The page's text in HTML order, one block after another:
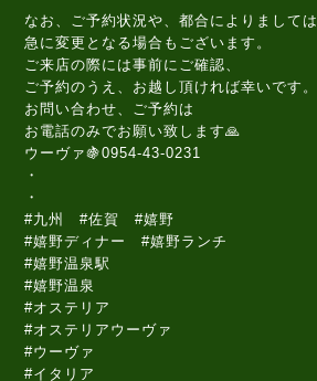
なお、ご予約状況や、都合によりましては
急に変更となる場合もございます。
ご来店の際には事前にご確認、
ご予約のうえ、お越し頂ければ幸いです。
お問い合わせ、ご予約は
お電話のみでお願い致します🙏
ウーヴァ🍇0954-43-0231
・
・
#九州 #佐賀 #嬉野
#嬉野ディナー #嬉野ランチ
#嬉野温泉駅
#嬉野温泉
#オステリア
#オステリアウーヴァ
#ウーヴァ
#イタリア